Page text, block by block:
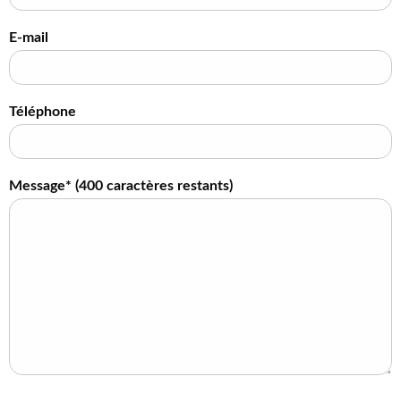
E-mail
Téléphone
Message* (400 caractères restants)